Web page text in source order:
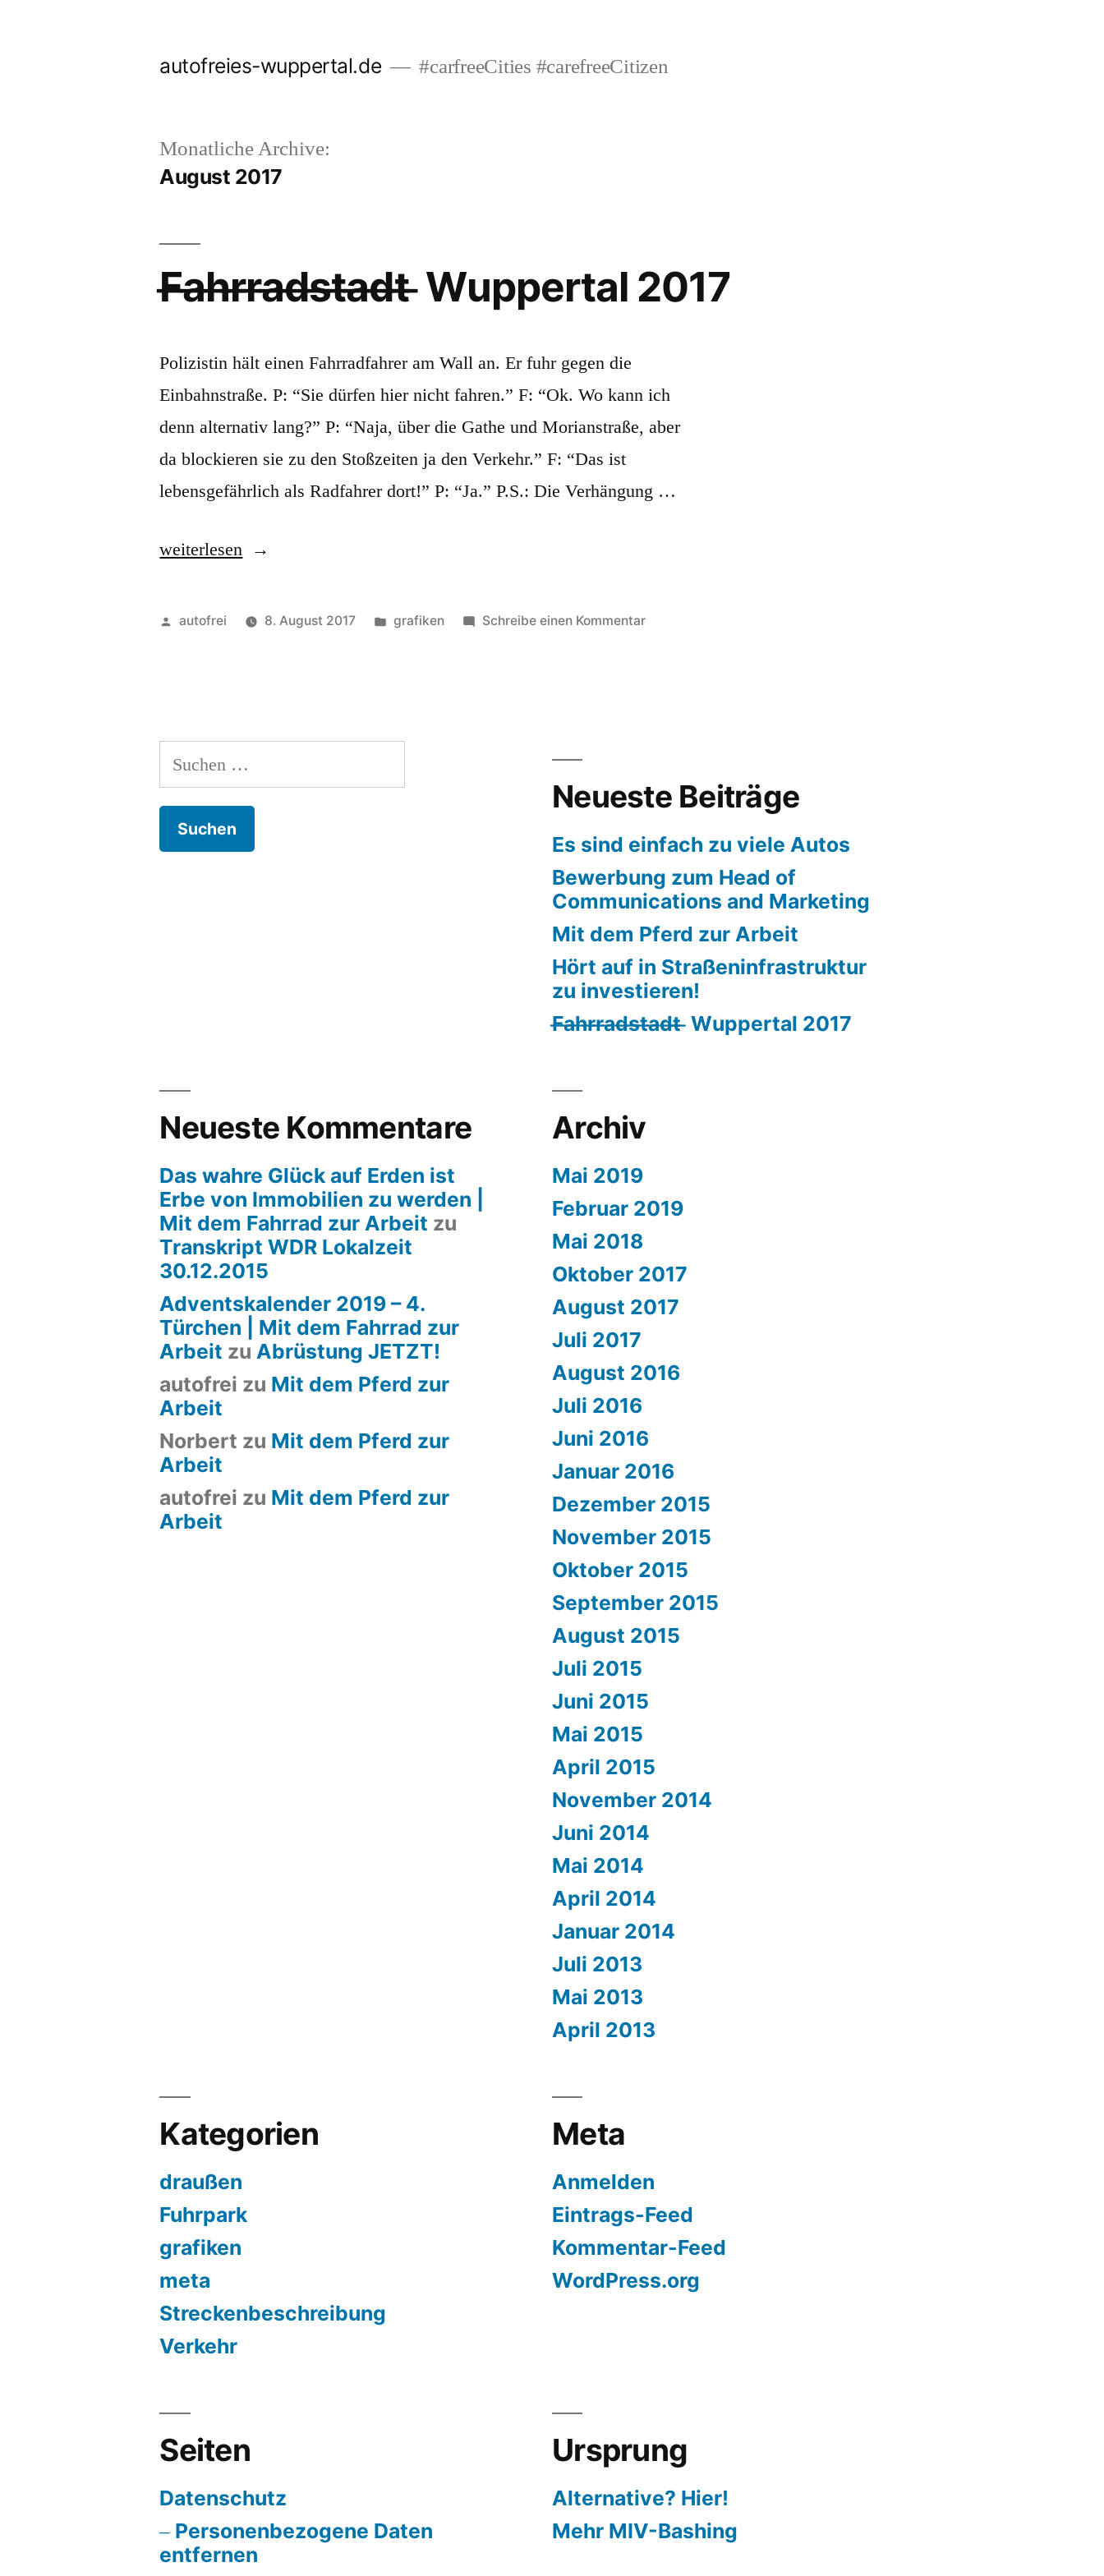
autofreies-wuppertal.de #carfreeCities #carefreeCitizen
Monatliche Archive:
August 2017
F̶a̶h̶r̶r̶a̶d̶s̶t̶a̶d̶t̶ ̶ Wuppertal 2017
Polizistin hält einen Fahrradfahrer am Wall an. Er fuhr gegen die
Einbahnstraße. P: “Sie dürfen hier nicht fahren.” F: “Ok. Wo kann ich
denn alternativ lang?” P: “Naja, über die Gathe und Morianstraße, aber
da blockieren sie zu den Stoßzeiten ja den Verkehr.” F: “Das ist
lebensgefährlich als Radfahrer dort!” P: “Ja.” P.S.: Die Verhängung …
„F̶a̶h̶r̶r̶a̶d̶s̶t̶a̶d̶t̶
Wuppertal
weiterlesen
Veröffentlicht
autofrei 8. August 2017
Veröffentlicht
grafiken Schreibe einen Kommentarzu
Suchen
nach:
Neueste Beiträge
Es sind einfach zu viele Autos
Bewerbung zum Head of
Communications and Marketing
Mit dem Pferd zur Arbeit
Hört auf in Straßeninfrastruktur
zu investieren!
F̶a̶h̶r̶r̶a̶d̶s̶t̶a̶d̶t̶ ̶ Wuppertal 2017
Neueste Kommentare
Das wahre Glück auf Erden ist
Erbe von Immobilien zu werden |
Mit dem Fahrrad zur Arbeit zu
Transkript WDR Lokalzeit
30.12.2015
Adventskalender 2019 – 4.
Türchen | Mit dem Fahrrad zur
Arbeit zuAbrüstung JETZT!
autofrei zu Mit dem Pferd zur
Arbeit
Norbert zu Mit dem Pferd zur
Arbeit
autofrei zu Mit dem Pferd zur
Arbeit
Archiv
Mai 2019
Februar 2019
Mai 2018
Oktober 2017
August 2017
Juli 2017
August 2016
Juli 2016
Juni 2016
Januar 2016
Dezember 2015
November 2015
Oktober 2015
September 2015
August 2015
Juli 2015
Juni 2015
Mai 2015
April 2015
November 2014
Juni 2014
Mai 2014
April 2014
Januar 2014
Juli 2013
Mai 2013
April 2013
Kategorien
draußen
Fuhrpark
grafiken
meta
Streckenbeschreibung
Verkehr
Meta
Anmelden
Eintrags-Feed
Kommentar-Feed
WordPress.org
Seiten
Datenschutz
Personenbezogene Daten
entfernen
Ursprung
Alternative? Hier!
Mehr MIV-Bashing